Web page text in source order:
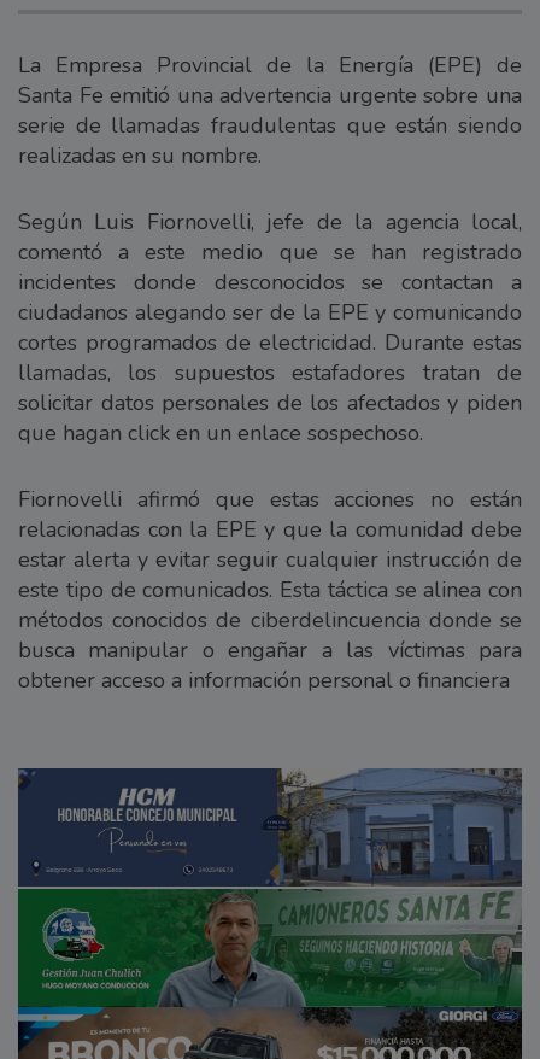
La Empresa Provincial de la Energía (EPE) de
Santa Fe emitió una advertencia urgente sobre una
serie de llamadas fraudulentas que están siendo
realizadas en su nombre.
Según Luis Fiornovelli, jefe de la agencia local,
comentó a este medio que se han registrado
incidentes donde desconocidos se contactan a
ciudadanos alegando ser de la EPE y comunicando
cortes programados de electricidad. Durante estas
llamadas, los supuestos estafadores tratan de
solicitar datos personales de los afectados y piden
que hagan click en un enlace sospechoso.
Fiornovelli afirmó que estas acciones no están
relacionadas con la EPE y que la comunidad debe
estar alerta y evitar seguir cualquier instrucción de
este tipo de comunicados. Esta táctica se alinea con
métodos conocidos de ciberdelincuencia donde se
busca manipular o engañar a las víctimas para
obtener acceso a información personal o financiera